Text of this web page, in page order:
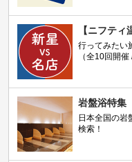
【ニフティ
行ってみたい
（全10回開催
岩盤浴特集
日本全国の岩
検索！